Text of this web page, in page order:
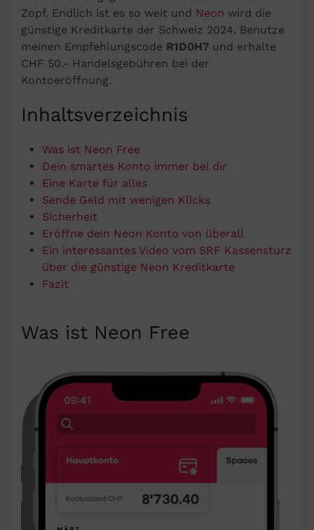
Zopf. Endlich ist es so weit und Neon wird die
günstige Kreditkarte der Schweiz 2024. Benutze
meinen Empfehlungscode R1D0H7 und erhalte
CHF 50.- Handelsgebühren bei der
Kontoeröffnung.
Inhaltsverzeichnis
Was ist Neon Free
Dein smartes Konto immer bei dir
Eine Karte für alles
Sende Geld mit wenigen Klicks
Sicherheit
Eröffne dein Neon Konto von überall
Ein interessantes Video vom SRF Kassensturz
über die günstige Neon Kreditkarte
Fazit
Was ist Neon Free